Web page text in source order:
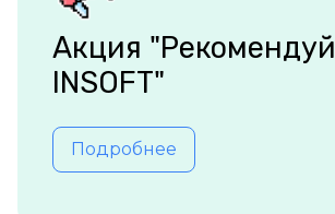
Акция "Рекомендуй
INSOFT"
Подробнее